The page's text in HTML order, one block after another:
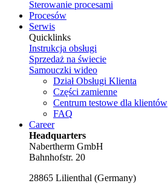
Sterowanie procesami
Procesów
Serwis
Quicklinks
Instrukcja obsługi
Sprzedaż na świecie
Samouczki wideo
Dział Obsługi Klienta
Części zamienne
Centrum testowe dla klientów
FAQ
Career
Headquarters
Nabertherm GmbH
Bahnhofstr. 20
28865 Lilienthal (Germany)